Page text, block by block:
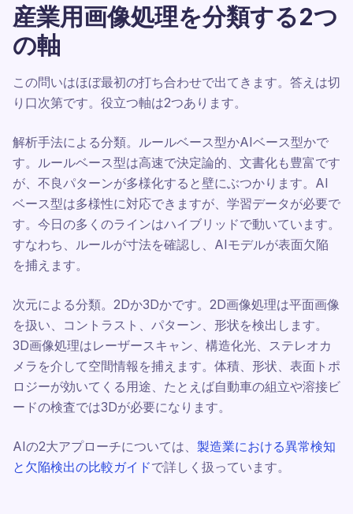
産業用画像処理を分類する2つ
の軸
この問いはほぼ最初の打ち合わせで出てきます。答えは切
り口次第です。役立つ軸は2つあります。
解析手法による分類。ルールベース型かAIベース型かで
す。ルールベース型は高速で決定論的、文書化も豊富です
が、不良パターンが多様化すると壁にぶつかります。AI
ベース型は多様性に対応できますが、学習データが必要で
す。今日の多くのラインはハイブリッドで動いています。
すなわち、ルールが寸法を確認し、AIモデルが表面欠陥
を捕えます。
次元による分類。2Dか3Dかです。2D画像処理は平面画像
を扱い、コントラスト、パターン、形状を検出します。
3D画像処理はレーザースキャン、構造化光、ステレオカ
メラを介して空間情報を捕えます。体積、形状、表面トポ
ロジーが効いてくる用途、たとえば自動車の組立や溶接ビ
ードの検査では3Dが必要になります。
AIの2大アプローチについては、 製造業における異常検知
と欠陥検出の比較ガイドで詳しく扱っています。